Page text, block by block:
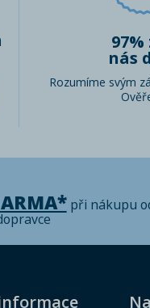
nás
Rozumíme svým
při nákupu